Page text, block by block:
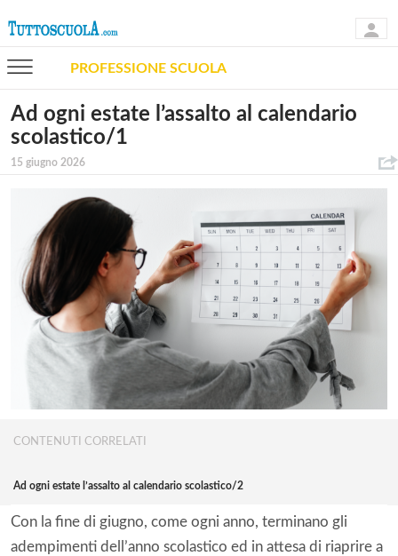
PROFESSIONE SCUOLA
Ad ogni estate l’assalto al calendario
scolastico/1
15 giugno 2026
CONTENUTI CORRELATI
Ad ogni estate l’assalto al calendario scolastico/2
Con la fine di giugno, come ogni anno, terminano gli
adempimenti dell’anno scolastico ed in attesa di riaprire a